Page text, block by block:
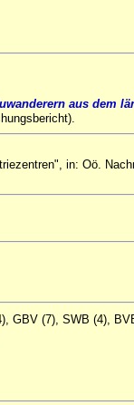
aus dem
in: Oö.
GBV (7), SWB (4),